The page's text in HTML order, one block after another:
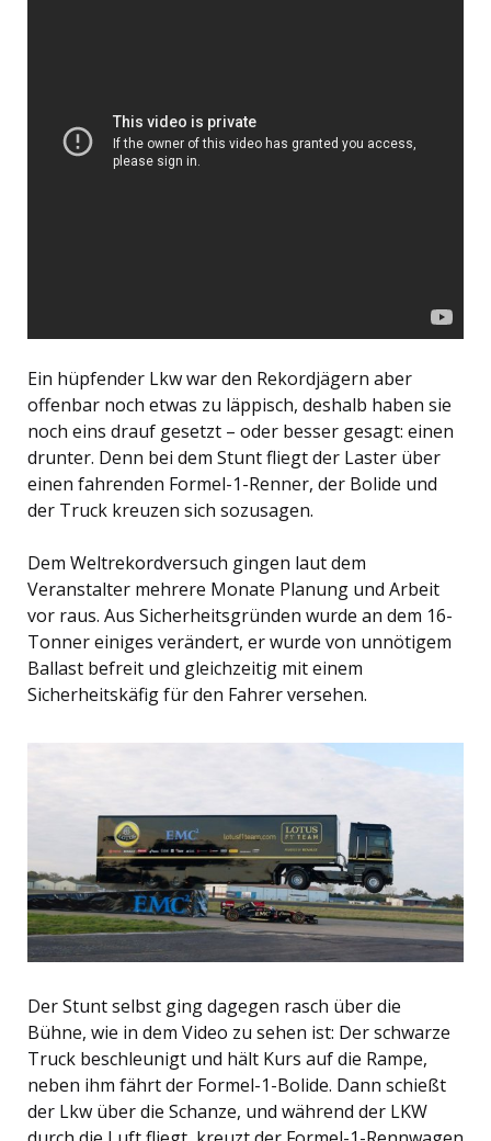
Ein hüpfender Lkw war den Rekordjägern aber
offenbar noch etwas zu läppisch, deshalb haben sie
noch eins drauf gesetzt – oder besser gesagt: einen
drunter. Denn bei dem Stunt fliegt der Laster über
einen fahrenden Formel-1-Renner, der Bolide und
der Truck kreuzen sich sozusagen.
Dem Weltrekordversuch gingen laut dem
Veranstalter mehrere Monate Planung und Arbeit
vor raus. Aus Sicherheitsgründen wurde an dem 16-
Tonner einiges verändert, er wurde von unnötigem
Ballast befreit und gleichzeitig mit einem
Sicherheitskäfig für den Fahrer versehen.
Der Stunt selbst ging dagegen rasch über die
Bühne, wie in dem Video zu sehen ist: Der schwarze
Truck beschleunigt und hält Kurs auf die Rampe,
neben ihm fährt der Formel-1-Bolide. Dann schießt
der Lkw über die Schanze, und während der LKW